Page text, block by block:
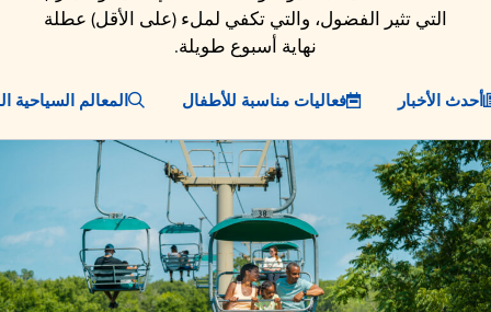
التي تثير الفضول، والتي تكفي لملء (على الأقل) عطلة
نهاية أسبوع طويلة.
أحدث الأخبار فعاليات مناسبة للأطفال المعالم